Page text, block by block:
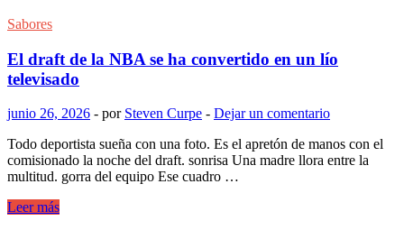
Radio
26
de
junio
2026
Sabores
El draft de la NBA se ha convertido en un lío
televisado
junio 26, 2026 - por Steven Curpe - Dejar un comentario
Todo deportista sueña con una foto. Es el apretón de manos con el
comisionado la noche del draft. sonrisa Una madre llora entre la
multitud. gorra del equipo Ese cuadro …
El
Leer más